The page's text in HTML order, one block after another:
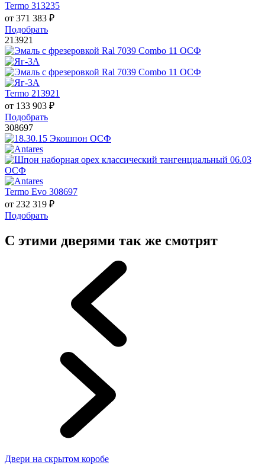
Termo 313235
от 371 383 ₽
Подобрать
213921
Termo 213921
от 133 903 ₽
Подобрать
308697
Termo Evo 308697
от 232 319 ₽
Подобрать
С этими дверями так же смотрят
Двери на скрытом коробе